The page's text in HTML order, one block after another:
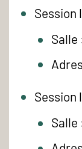
Session
Salle
Session
Salle